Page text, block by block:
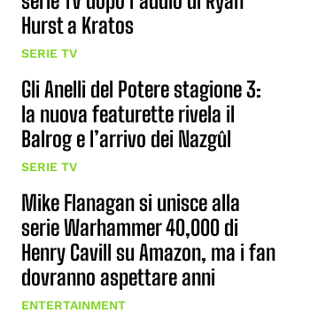
Hurst a Kratos
SERIE TV
Gli Anelli del Potere stagione 3:
la nuova featurette rivela il
Balrog e l’arrivo dei Nazgûl
SERIE TV
Mike Flanagan si unisce alla
serie Warhammer 40,000 di
Henry Cavill su Amazon, ma i fan
dovranno aspettare anni
ENTERTAINMENT